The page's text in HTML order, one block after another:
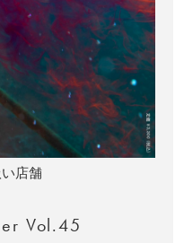
店舗
Vol.45